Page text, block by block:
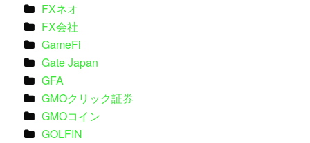
FXネオ
FX会社
GameFi
Gate Japan
GFA
GMOクリック証券
GMOコイン
GOLFIN